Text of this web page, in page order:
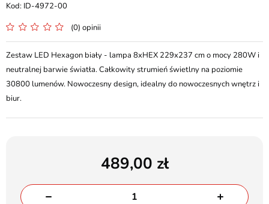
ID-4972-00
(0) opinii
Zestaw LED Hexagon biały - lampa 8xHEX 229x237 cm o mocy 280W i
neutralnej barwie światła. Całkowity strumień świetlny na poziomie
30800 lumenów. Nowoczesny design, idealny do nowoczesnych wnętrz i
biur.
489,00